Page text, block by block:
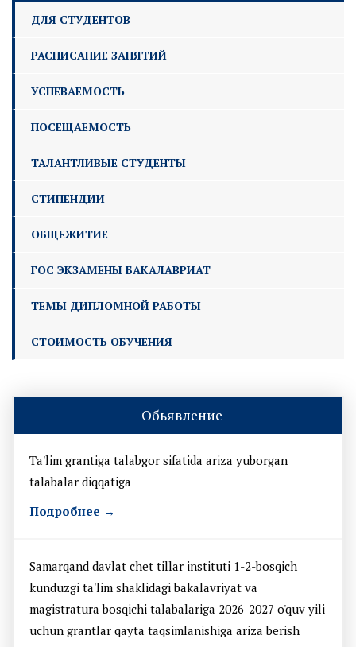
ДЛЯ СТУДЕНТОВ
РАСПИСАНИЕ ЗАНЯТИЙ
УСПЕВАЕМОСТЬ
ПОСЕЩАЕМОСТЬ
ТАЛАНТЛИВЫЕ СТУДЕНТЫ
СТИПЕНДИИ
ОБЩЕЖИТИЕ
ГОС ЭКЗАМЕНЫ БАКАЛАВРИАТ
ТЕМЫ ДИПЛОМНОЙ РАБОТЫ
СТОИМОСТЬ ОБУЧЕНИЯ
Обьявление
Ta'lim grantiga talabgor sifatida ariza yuborgan
talabalar diqqatiga
Подробнее →
Samarqand davlat chet tillar instituti 1-2-bosqich
kunduzgi ta'lim shaklidagi bakalavriyat va
magistratura bosqichi talabalariga 2026-2027 o'quv yili
uchun grantlar qayta taqsimlanishiga ariza berish